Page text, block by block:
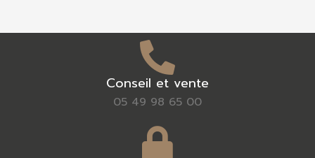
Conseil et vente
05 49 98 65 00